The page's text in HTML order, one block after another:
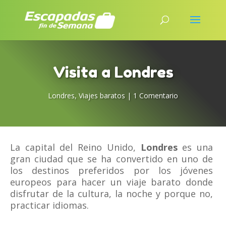
Visita a Londres
Londres, Viajes baratos | 1 Comentario
La capital del Reino Unido, Londreses una
gran ciudad que se ha convertido en uno de
los destinos preferidos por los jóvenes
europeos para hacer un viaje barato donde
disfrutar de la cultura, la noche y porque no,
practicar idiomas.